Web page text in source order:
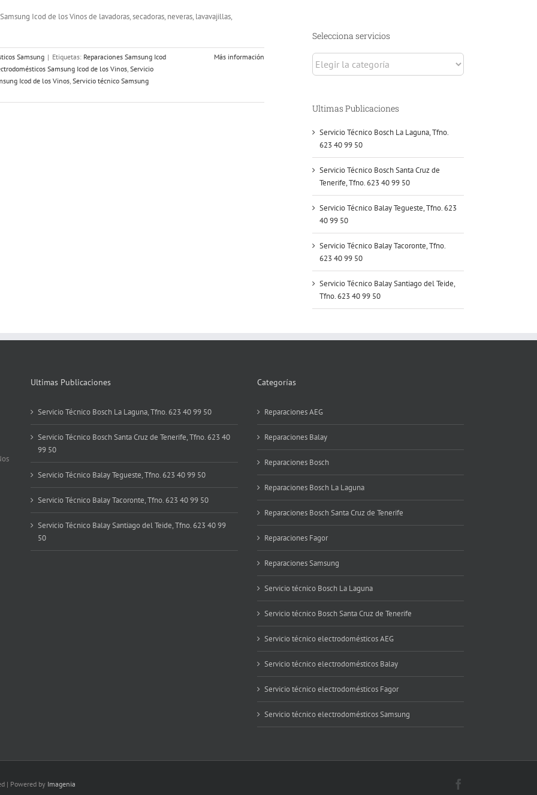
Icod de los Vinos de lavadoras, secadoras, neveras, lavavajillas,
Samsung | Etiquetas: Reparaciones Samsung Icod
Samsung Icod de los Vinos, Servicio
Icod de los Vinos, Servicio técnico Samsung
Más información
Selecciona servicios
Selecciona
servicios
Ultimas Publicaciones
Servicio Técnico Bosch La Laguna, Tfno.
623 40 99 50
Servicio Técnico Bosch Santa Cruz de
Tenerife, Tfno. 623 40 99 50
Servicio Técnico Balay Tegueste, Tfno. 623
40 99 50
Servicio Técnico Balay Tacoronte, Tfno.
623 40 99 50
Servicio Técnico Balay Santiago del Teide,
Tfno. 623 40 99 50
Ultimas Publicaciones
Servicio Técnico Bosch La Laguna, Tfno. 623 40 99 50
Servicio Técnico Bosch Santa Cruz de Tenerife, Tfno. 623 40
99 50
Servicio Técnico Balay Tegueste, Tfno. 623 40 99 50
Servicio Técnico Balay Tacoronte, Tfno. 623 40 99 50
Servicio Técnico Balay Santiago del Teide, Tfno. 623 40 99
50
Categorías
Reparaciones AEG
Reparaciones Balay
Reparaciones Bosch
Reparaciones Bosch La Laguna
Reparaciones Bosch Santa Cruz de Tenerife
Reparaciones Fagor
Reparaciones Samsung
Servicio técnico Bosch La Laguna
Servicio técnico Bosch Santa Cruz de Tenerife
Servicio técnico electrodomésticos AEG
Servicio técnico electrodomésticos Balay
Servicio técnico electrodomésticos Fagor
Servicio técnico electrodomésticos Samsung
| Powered by Imagenia